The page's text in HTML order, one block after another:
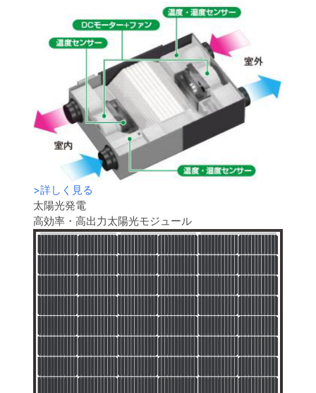
>詳しく見る
太陽光発電
高効率・高出力太陽光モジュール